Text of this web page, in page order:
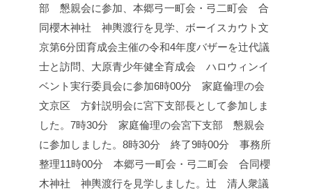
部 懇親会に参加、本郷弓一町会・弓二町会 合
同櫻木神社 神輿渡行を見学、ボーイスカウト文
京第6分団育成会主催の令和4年度バザーを辻代議
士と訪問、大原青少年健全育成会 ハロウィンイ
ベント実行委員会に参加6時00分 家庭倫理の会
文京区 方針説明会に宮下支部長として参加しま
した。 7時30分 家庭倫理の会宮下支部 懇親会
に参加しました。 8時30分 終了9時00分 事務所
整理11時00分 本郷弓一町会・弓二町会 合同櫻
木神社 神輿渡行を見学しました。 辻 清人衆議